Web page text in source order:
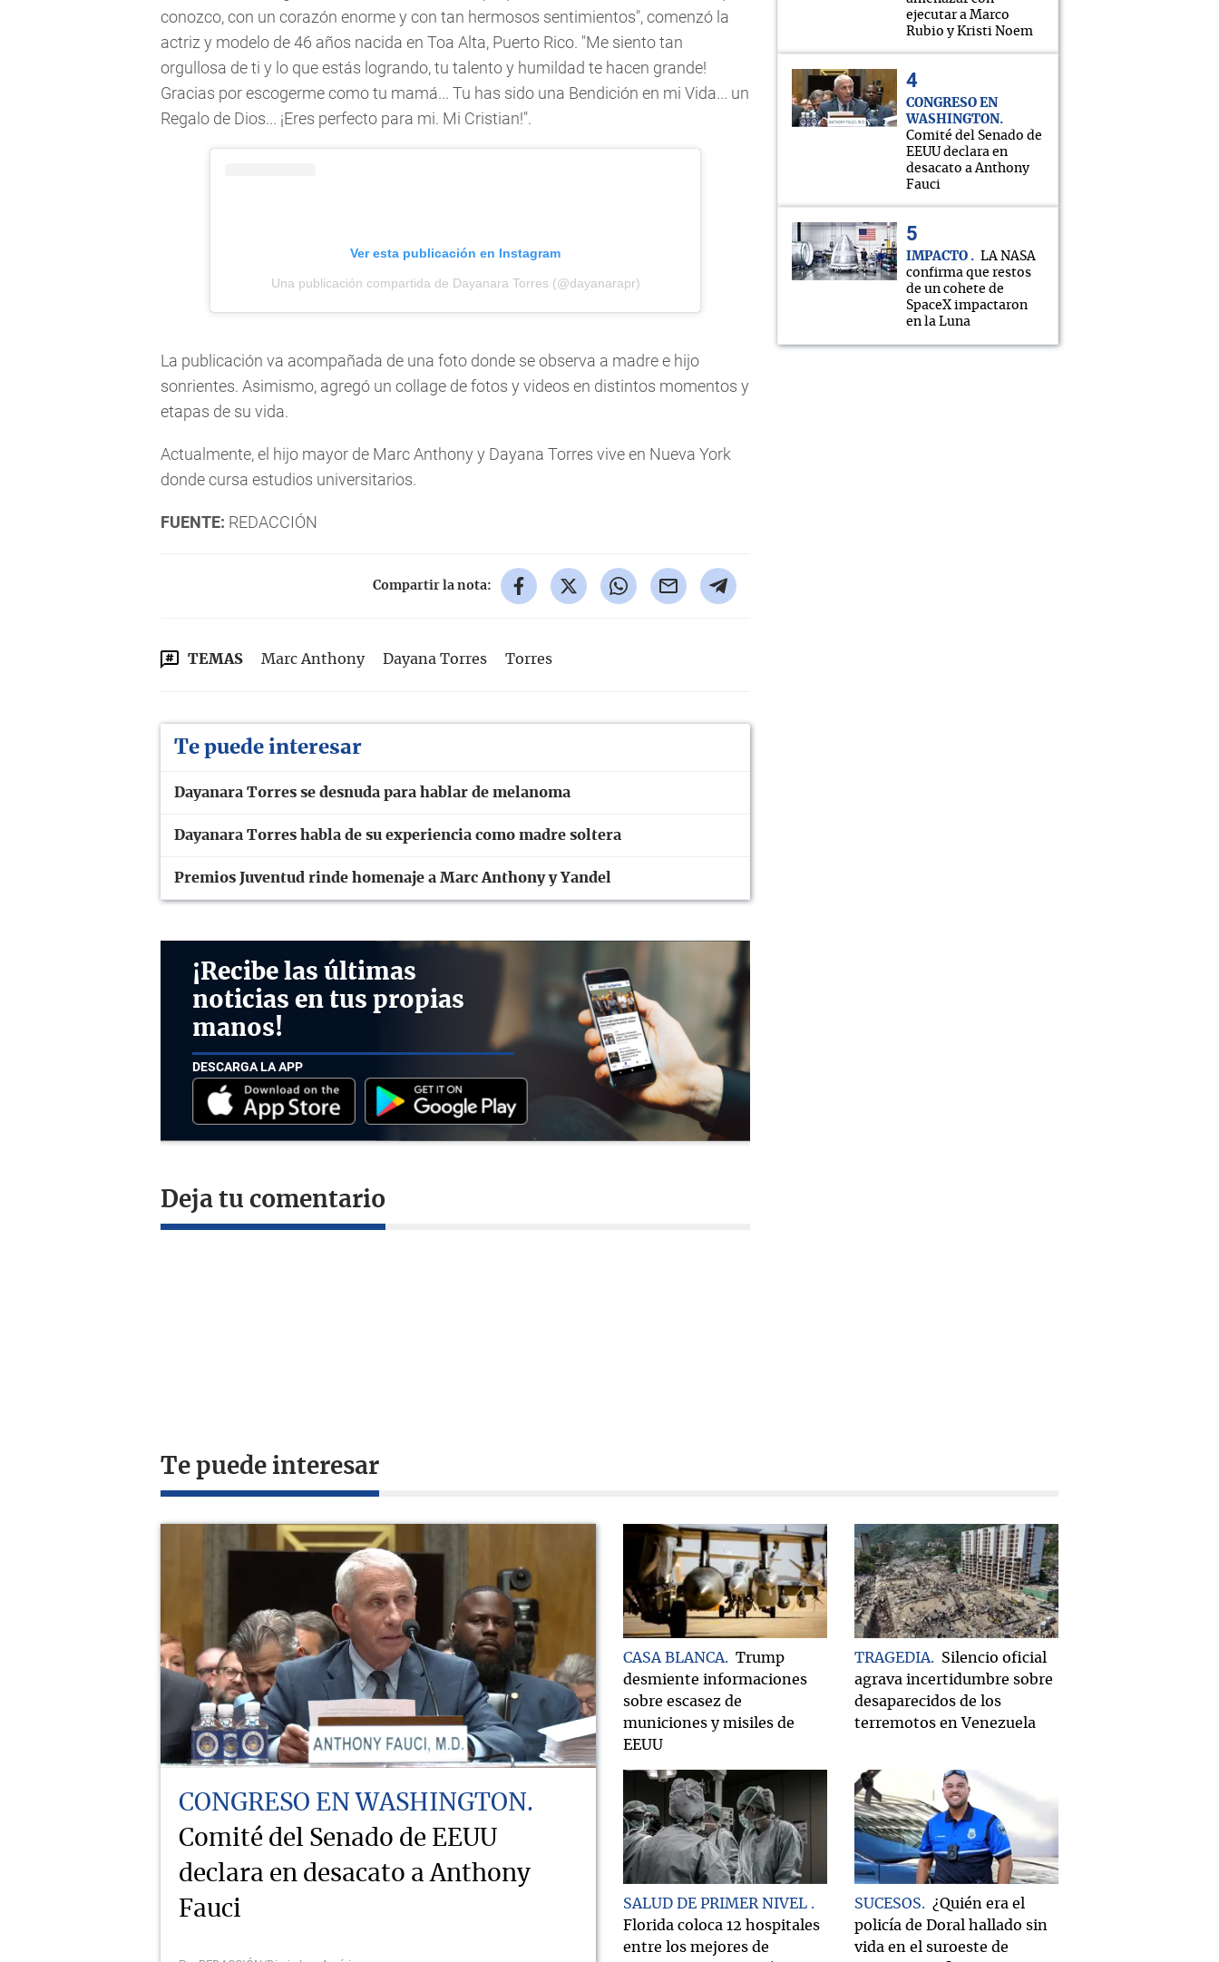
conozco, con un corazón enorme y con tan hermosos sentimientos", comenzó la
actriz y modelo de 46 años nacida en Toa Alta, Puerto Rico. "Me siento tan
orgullosa de ti y lo que estás logrando, tu talento y humildad te hacen grande!
Gracias por escogerme como tu mamá... Tu has sido una Bendición en mi Vida... un
Regalo de Dios... ¡Eres perfecto para mi. Mi Cristian!".
Ver esta publicación en Instagram
Una publicación compartida de Dayanara Torres (@dayanarapr)
La publicación va acompañada de una foto donde se observa a madre e hijo
sonrientes. Asimismo, agregó un collage de fotos y videos en distintos momentos y
etapas de su vida.
Actualmente, el hijo mayor de Marc Anthony y Dayana Torres vive en Nueva York
donde cursa estudios universitarios.
FUENTE: REDACCIÓN
Compartir la nota:
TEMAS Marc Anthony Dayana Torres Torres
Te puede interesar
Dayanara Torres se desnuda para hablar de melanoma
Dayanara Torres habla de su experiencia como madre soltera
Premios Juventud rinde homenaje a Marc Anthony y Yandel
¡Recibe las últimas
noticias en tus propias
manos!
DESCARGA LA APP
Deja tu comentario
ejecutar a Marco
Rubio y Kristi Noem
CONGRESO EN
WASHINGTON
Comité del Senado de
EEUU declara en
desacato a Anthony
Fauci
IMPACTO
LA NASA
confirma que restos
de un cohete de
SpaceX impactaron
en la Luna
Te puede interesar
CONGRESO EN WASHINGTON
Comité del Senado de EEUU
declara en desacato a Anthony
Fauci
CASA BLANCA
Trump
desmiente informaciones
sobre escasez de
municiones y misiles de
EEUU
TRAGEDIA
Silencio oficial
agrava incertidumbre sobre
desaparecidos de los
terremotos en Venezuela
SALUD DE PRIMER NIVEL
Florida coloca 12 hospitales
entre los mejores de
SUCESOS
¿Quién era el
policía de Doral hallado sin
vida en el suroeste de